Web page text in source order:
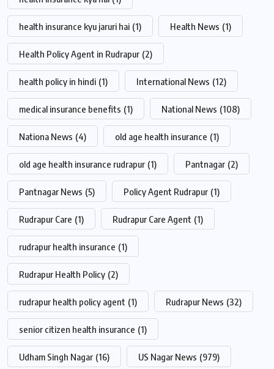
health insurance kyu jaruri hai (1) Health News (1)
Health Policy Agent in Rudrapur (2)
health policy in hindi (1) International News (12)
medical insurance benefits (1) National News (108)
Nationa News (4) old age health insurance (1)
old age health insurance rudrapur (1) Pantnagar (2)
Pantnagar News (5) Policy Agent Rudrapur (1)
Rudrapur Care (1) Rudrapur Care Agent (1)
rudrapur health insurance (1)
Rudrapur Health Policy (2)
rudrapur health policy agent (1) Rudrapur News (32)
senior citizen health insurance (1)
Udham Singh Nagar (16) US Nagar News (979)